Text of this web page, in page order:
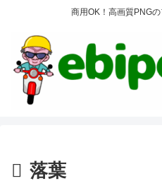
商用OK！高画質PNGのフリ
落葉